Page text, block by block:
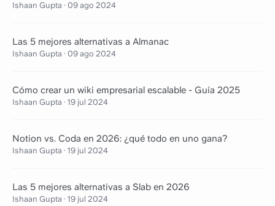
Ishaan Gupta · 09 ago 2024
Las 5 mejores alternativas a Almanac
Ishaan Gupta · 09 ago 2024
Cómo crear un wiki empresarial escalable - Guía 2025
Ishaan Gupta · 19 jul 2024
Notion vs. Coda en 2026: ¿qué todo en uno gana?
Ishaan Gupta · 19 jul 2024
Las 5 mejores alternativas a Slab en 2026
Ishaan Gupta · 19 jul 2024